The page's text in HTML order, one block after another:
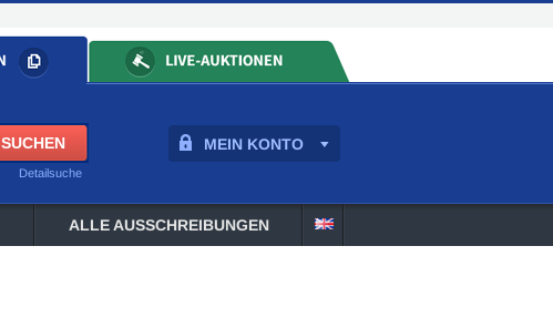
MEIN KONTO
Detailsuche
ALLE AUSSCHREIBUNGEN